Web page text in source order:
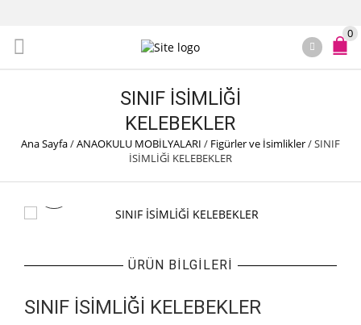
0
SINIF İSİMLİĞİ
KELEBEKLER
Ana Sayfa/ANAOKULU MOBİLYALARI / Figürler ve İsimlikler/SINIF
İSİMLİĞİ KELEBEKLER
ÜRÜN BILGILERI
SINIF İSİMLİĞİ KELEBEKLER